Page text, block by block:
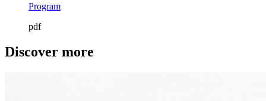
Program
pdf
Discover more